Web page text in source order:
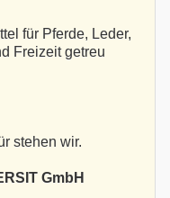
für Pferde, Leder,
Freizeit getreu
stehen wir.
GmbH